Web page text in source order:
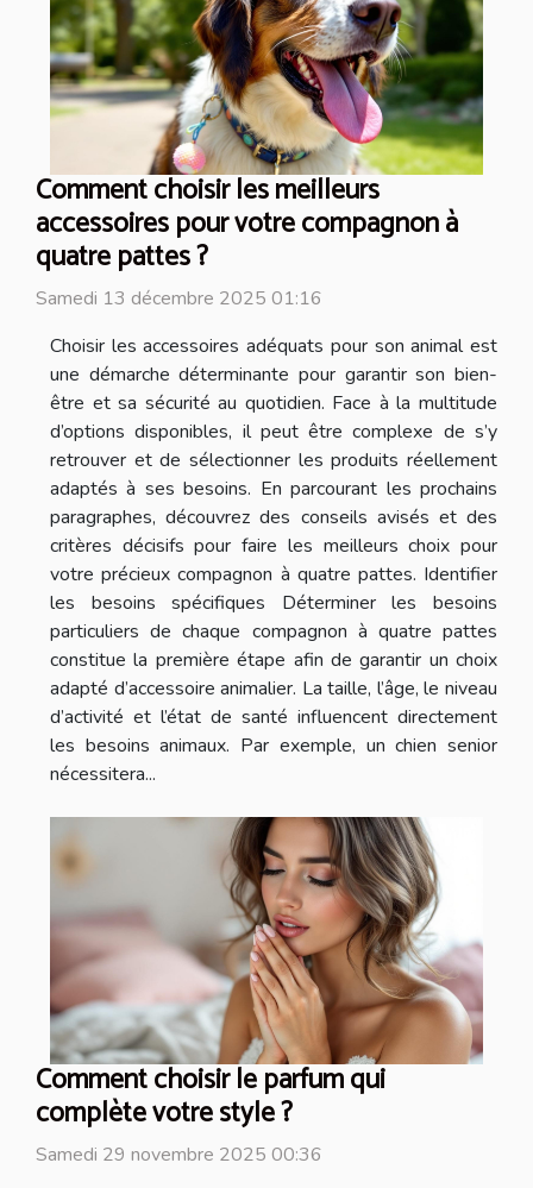
Comment choisir les meilleurs
accessoires pour votre compagnon à
quatre pattes ?
Samedi 13 décembre 2025 01:16
Choisir les accessoires adéquats pour son animal est
une démarche déterminante pour garantir son bien-
être et sa sécurité au quotidien. Face à la multitude
d’options disponibles, il peut être complexe de s’y
retrouver et de sélectionner les produits réellement
adaptés à ses besoins. En parcourant les prochains
paragraphes, découvrez des conseils avisés et des
critères décisifs pour faire les meilleurs choix pour
votre précieux compagnon à quatre pattes. Identifier
les besoins spécifiques Déterminer les besoins
particuliers de chaque compagnon à quatre pattes
constitue la première étape afin de garantir un choix
adapté d’accessoire animalier. La taille, l’âge, le niveau
d’activité et l’état de santé influencent directement
les besoins animaux. Par exemple, un chien senior
nécessitera...
Comment choisir le parfum qui
complète votre style ?
Samedi 29 novembre 2025 00:36